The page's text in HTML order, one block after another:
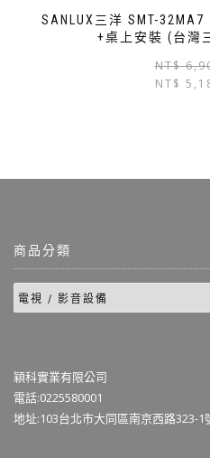
SANLUX三洋 SMT-
+桌上安裝 (台灣
NT$
NT$
商品分類
穎科實業有限公司
電話:0225580001
地址:103台北市大同區南京西路323-1